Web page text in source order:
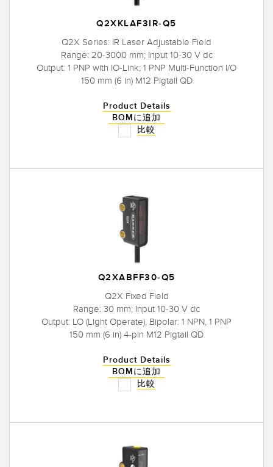
Q2XKLAF3IR-Q5
Q2X Series: IR Laser Adjustable Field
Range: 20-3000 mm; Input 10-30 V dc
Output: 1 PNP with IO-Link; 1 PNP Multi-Function I/O
150 mm (6 in) M12 Pigtail QD
Product Details
BOMに追加
比較
Q2XABFF30-Q5
Q2X Fixed Field
Range: 30 mm; Input 10-30 V dc
Output: LO (Light Operate), Bipolar: 1 NPN, 1 PNP
150 mm (6 in) 4-pin M12 Pigtail QD
Product Details
BOMに追加
比較